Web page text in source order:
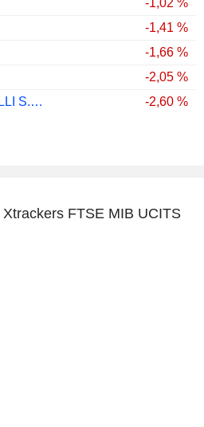
-1,02 %
-1,41 %
-1,66 %
-2,05 %
BRUNELLO CUCINELLI S.P.A.
-2,60 %
Xtrackers FTSE MIB UCITS